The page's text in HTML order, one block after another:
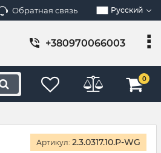
Обратная связь Русский
+380970066003
0
Артикул: 2.3.0317.10.P-WG